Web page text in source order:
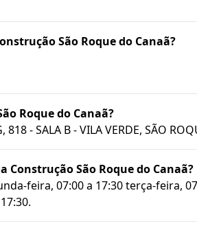
São Roque do Canaã?
Roque do Canaã?
818 - SALA B - VILA VERDE, SÃO
São Roque do Canaã?
feira, 07:00 a 17:30 terça-feira,